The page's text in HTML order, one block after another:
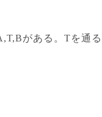
がある。Tを通